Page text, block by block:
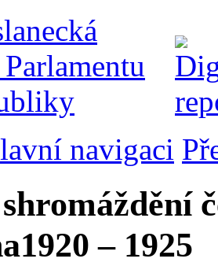
navigaci
1920 – 1925